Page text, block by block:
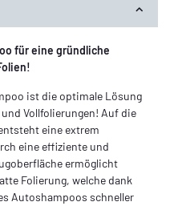
für eine gründliche
ist die optimale Lösung
Vollfolierungen! Auf die
eine extrem
eine effiziente und
ermöglicht
Folierung, welche dank
Autoshampoos schneller